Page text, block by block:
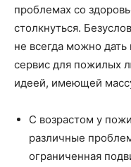
проблемах со
столкнуться.
не всегда можно
сервис для пожилых
идеей, имеющей
С возрастом у
различные
ограниченная